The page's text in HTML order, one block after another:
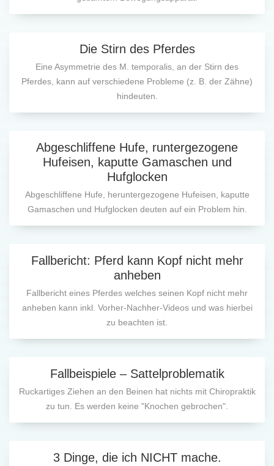
Die Stirn des Pferdes
Eine Asymmetrie des M. temporalis, an der Stirn des
Pferdes, kann auf verschiedene Probleme (z. B. der Zähne)
hindeuten.
Abgeschliffene Hufe, runtergezogene
Hufeisen, kaputte Gamaschen und
Hufglocken
Abgeschliffene Hufe, heruntergezogene Hufeisen, kaputte
Gamaschen und Hufglocken deuten auf ein Problem hin.
Fallbericht: Pferd kann Kopf nicht mehr
anheben
Fallbericht eines Pferdes welches seinen Kopf nicht mehr
anheben kann inkl. Vorher-Nachher-Videos und was hierbei
zu beachten ist.
Fallbeispiele – Sattelproblematik
Ruckartiges Ziehen an den Beinen hat nichts mit Chiropraktik
zu tun. Es werden keine "Knochen gebrochen".
3 Dinge, die ich NICHT mache.